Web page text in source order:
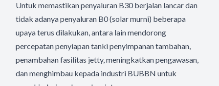
Untuk memastikan penyaluran B30 berjalan lancar dan
tidak adanya penyaluran B0 (solar murni) beberapa
upaya terus dilakukan, antara lain mendorong
percepatan penyiapan tanki penyimpanan tambahan,
penambahan fasilitas jetty, meningkatkan pengawasan,
dan menghimbau kepada industri BUBBN untuk